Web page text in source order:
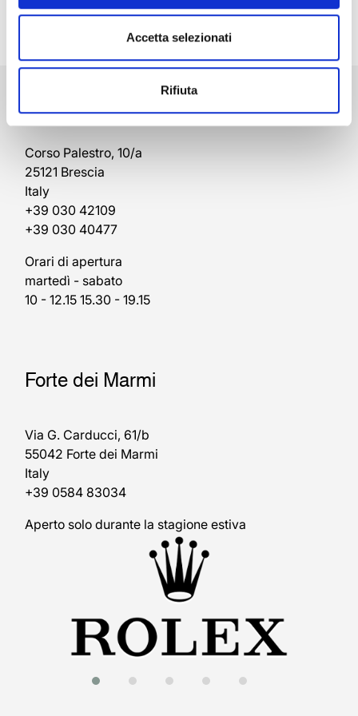
Accetta selezionati
Rifiuta
Rivenditore Autorizzato Rolex
Corso Palestro, 10/a
25121 Brescia
Italy
+39 030 42109
+39 030 40477
Orari di apertura
martedì - sabato
10 - 12.15 15.30 - 19.15
Forte dei Marmi
Via G. Carducci, 61/b
55042 Forte dei Marmi
Italy
+39 0584 83034
Aperto solo durante la stagione estiva